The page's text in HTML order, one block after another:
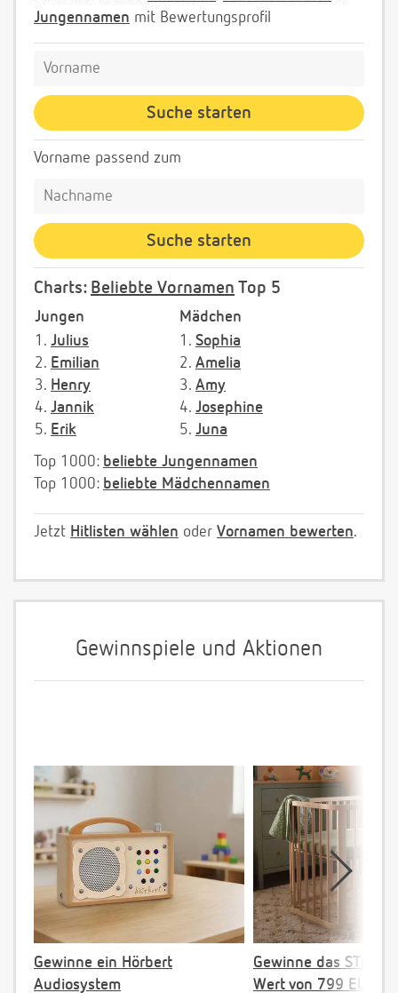
Jungennamen mit Bewertungsprofil
Vorname passend zum
Charts: Beliebte Vornamen Top 5
Jungen
Mädchen
1. Julius
2. Emilian
3. Henry
4. Jannik
5. Erik
1. Sophia
2. Amelia
3. Amy
4. Josephine
5. Juna
Top 1000: beliebte Jungennamen
Top 1000: beliebte Mädchennamen
Jetzt Hitlisten wählen oder Vornamen bewerten.
Gewinnspiele und Aktionen
Gewinne ein Hörbert
Audiosystem
Gewinne das
Wert von 799 EUR